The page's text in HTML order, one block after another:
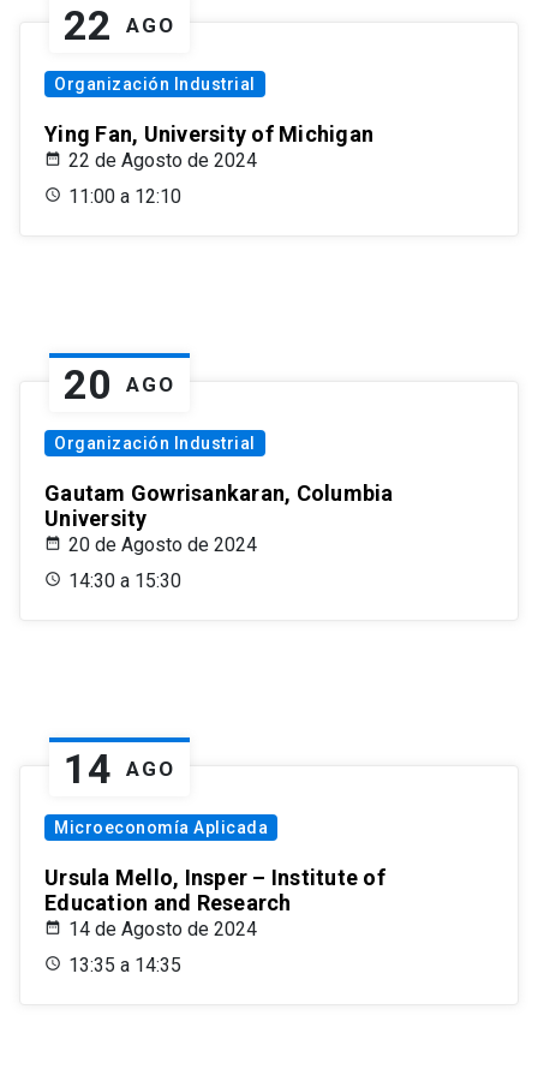
22 AGO
Organización Industrial
Ying Fan, University of Michigan
22 de Agosto de 2024
11:00 a 12:10
20 AGO
Organización Industrial
Gautam Gowrisankaran, Columbia
University
20 de Agosto de 2024
14:30 a 15:30
14 AGO
Microeconomía Aplicada
Ursula Mello, Insper – Institute of
Education and Research
14 de Agosto de 2024
13:35 a 14:35